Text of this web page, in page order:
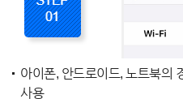
아이폰, 안드로이드, 노트북의
사용